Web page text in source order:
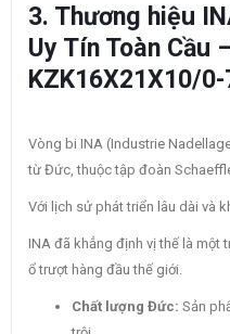
3. Thương hiệu
Uy Tín Toàn Cầu
KZK16X21X10/
Vòng bi INA (Industrie
từ Đức, thuộc tập đoàn
Với lịch sử phát triển lâu dài và
INA đã khẳng định vị thế là một
ổ trượt hàng đầu thế giới.
Chất lượng Đức: Sản